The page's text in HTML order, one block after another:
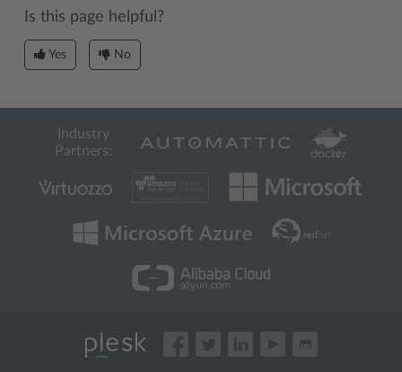
Is this page helpful?
Yes No
Industry
Partners: